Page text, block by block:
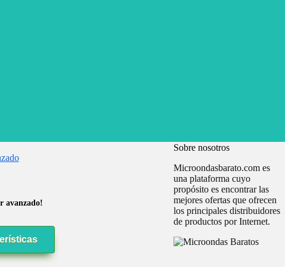
avanzado!
Sobre nosotros
Microondasbarato.com es
una plataforma cuyo
propósito es encontrar las
mejores ofertas que ofrecen
los principales distribuidores
de productos por Internet.